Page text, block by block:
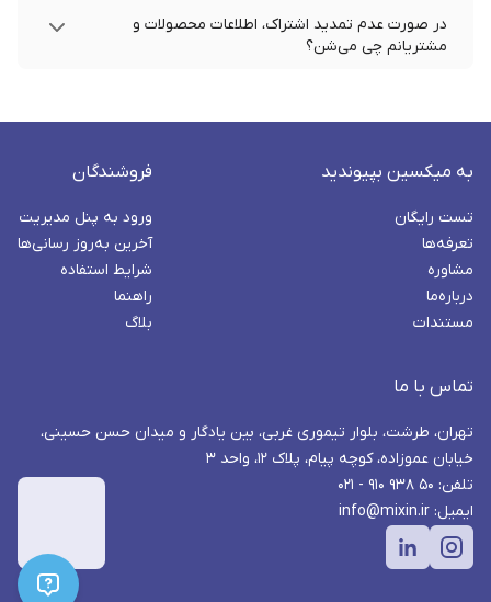
در صورت عدم تمدید اشتراک، اطلاعات محصولات و
مشتریانم چی می‌شن؟
به میکسین بپیوندید
تست رایگان
تعرفه‌ها
مشاوره
درباره‌ما
مستندات
فروشندگان
ورود به پنل مدیریت
آخرین به‌روز رسانی‌ها
شرایط استفاده
راهنما
بلاگ
تماس با ما
تهران، طرشت، بلوار تیموری غربی، بین یادگار و میدان حسن حسینی،
خیابان عموزاده، کوچه پیام، پلاک ۱۲، واحد ۳
تلفن: ۵۰ ۹۳۸ ۹۱۰ - ۰۲۱
ایمیل: info@mixin.ir